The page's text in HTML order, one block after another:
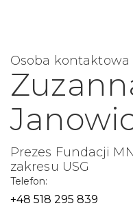
Osoba kontaktowa
Prezes Fundacji
zakresu USG
Telefon:
+48 518 295 839